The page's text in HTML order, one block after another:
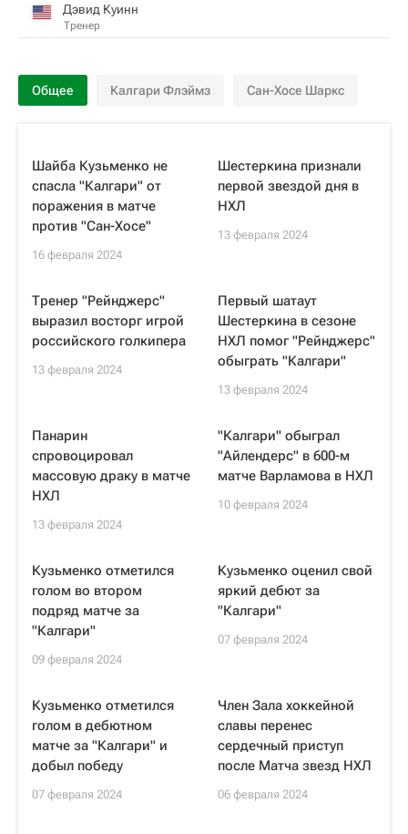
Дэвид Куинн
Тренер
Общее Калгари Флэймз Сан-Хосе Шаркс
Шайба Кузьменко не
спасла "Калгари" от
поражения в матче
против "Сан-Хосе"
16 февраля 2024
Шестеркина признали
первой звездой дня в
НХЛ
13 февраля 2024
Тренер "Рейнджерс"
выразил восторг игрой
российского голкипера
13 февраля 2024
Первый шатаут
Шестеркина в сезоне
НХЛ помог "Рейнджерс"
обыграть "Калгари"
13 февраля 2024
Панарин
спровоцировал
массовую драку в матче
НХЛ
13 февраля 2024
"Калгари" обыграл
"Айлендерс" в 600-м
матче Варламова в НХЛ
10 февраля 2024
Кузьменко отметился
голом во втором
подряд матче за
"Калгари"
09 февраля 2024
Кузьменко оценил свой
яркий дебют за
"Калгари"
07 февраля 2024
Кузьменко отметился
голом в дебютном
матче за "Калгари" и
добыл победу
07 февраля 2024
Член Зала хоккейной
славы перенес
сердечный приступ
после Матча звезд НХЛ
06 февраля 2024